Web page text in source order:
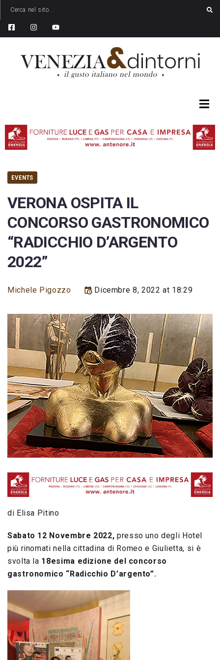
EVENTS
VERONA OSPITA IL
CONCORSO GASTRONOMICO
“RADICCHIO D’ARGENTO
2022”
Michele Pigozzo Dicembre 8, 2022 at 18:29
di Elisa Pitino
Sabato 12 Novembre 2022, presso uno degli Hotel
più rinomati nella cittadina di Romeo e Giulietta, si è
svolta la 18esima edizione del concorso
gastronomico “Radicchio D’argento”.